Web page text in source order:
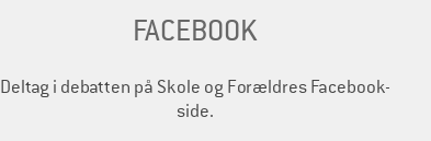
FACEBOOK
Deltag i debatten på Skole og Forældres Facebook-
side.